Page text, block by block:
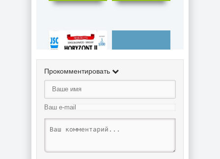
Horyzont II (JSC
286) из бумаги
Conrad) из
Прокомментировать